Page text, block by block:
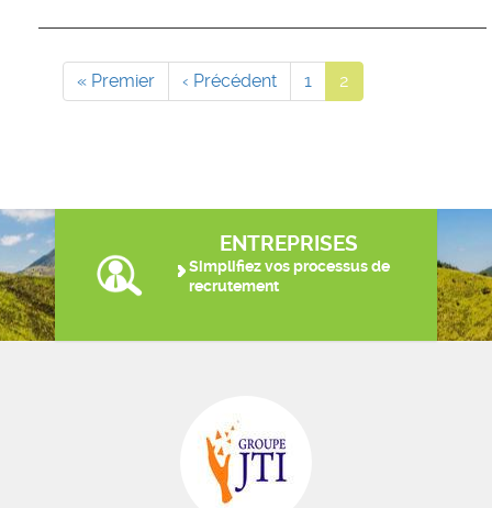
Première
page
« Premier
Page
précédente
‹ Précédent Page
1
Page
courante
2
ENTREPRISES
Simplifiez vos processus de
recrutement